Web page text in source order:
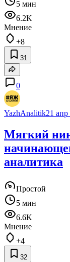
5 мин
6.2K
Мнение
+8
31
0
YazhAnalitik21
Мягкий
аналитика
Простой
5 мин
6.6K
Мнение
+4
32